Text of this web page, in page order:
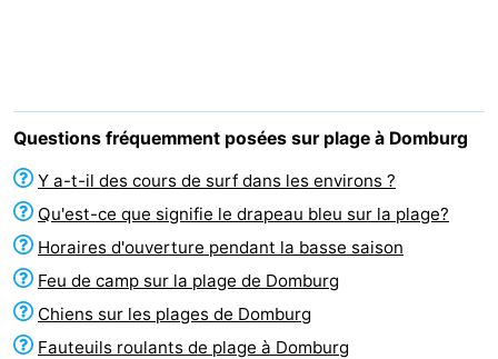
Wijngaerde
Chambre
d'hôtes
Chaumières
-
Buitenhof
Domburg
-
Hof
-
Questions fréquemment posées sur plage à Domburg
Y a-t-il des cours de surf dans les environs ?
Qu'est-ce que signifie le drapeau bleu sur la plage?
Horaires d'ouverture pendant la basse saison
Feu de camp sur la plage de Domburg
Chiens sur les plages de Domburg
Fauteuils roulants de plage à Domburg